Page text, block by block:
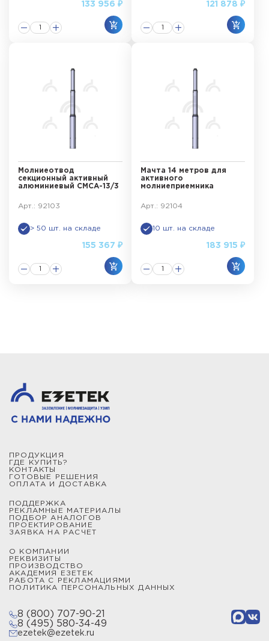
133 956 ₽ 121 878 ₽
Молниеотвод
секционный активный
алюминиевый СМСА-13/3
Арт.: 92103
> 50 шт. на складе
155 367 ₽
Мачта 14 метров для
активного
молниеприемника
Арт.: 92104
10 шт. на складе
183 915 ₽
ПРОДУКЦИЯ
ГДЕ КУПИТЬ?
КОНТАКТЫ
ГОТОВЫЕ РЕШЕНИЯ
ОПЛАТА И ДОСТАВКА
ПОДДЕРЖКА
РЕКЛАМНЫЕ МАТЕРИАЛЫ
ПОДБОР АНАЛОГОВ
ПРОЕКТИРОВАНИЕ
ЗАЯВКА НА РАСЧЕТ
О КОМПАНИИ
РЕКВИЗИТЫ
ПРОИЗВОДСТВО
АКАДЕМИЯ ЕЗЕТЕК
РАБОТА С РЕКЛАМАЦИЯМИ
ПОЛИТИКА ПЕРСОНАЛЬНЫХ ДАННЫХ
8 (800) 707-90-21
8 (495) 580-34-49
ezetek@ezetek.ru